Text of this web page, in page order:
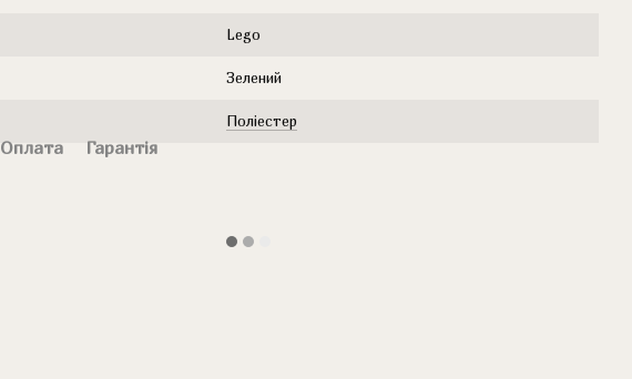
Lego
Зелений
Поліестер
Оплата Гарантія